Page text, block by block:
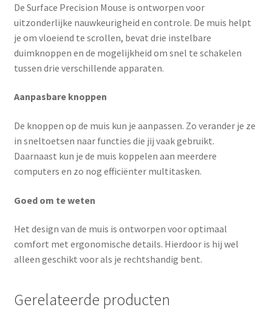
De Surface Precision Mouse is ontworpen voor
uitzonderlijke nauwkeurigheid en controle. De muis helpt
je om vloeiend te scrollen, bevat drie instelbare
duimknoppen en de mogelijkheid om snel te schakelen
tussen drie verschillende apparaten.
Aanpasbare knoppen
De knoppen op de muis kun je aanpassen. Zo verander je ze
in sneltoetsen naar functies die jij vaak gebruikt.
Daarnaast kun je de muis koppelen aan meerdere
computers en zo nog efficiënter multitasken.
Goed om te weten
Het design van de muis is ontworpen voor optimaal
comfort met ergonomische details. Hierdoor is hij wel
alleen geschikt voor als je rechtshandig bent.
Gerelateerde producten